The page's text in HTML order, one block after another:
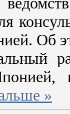
Об
»